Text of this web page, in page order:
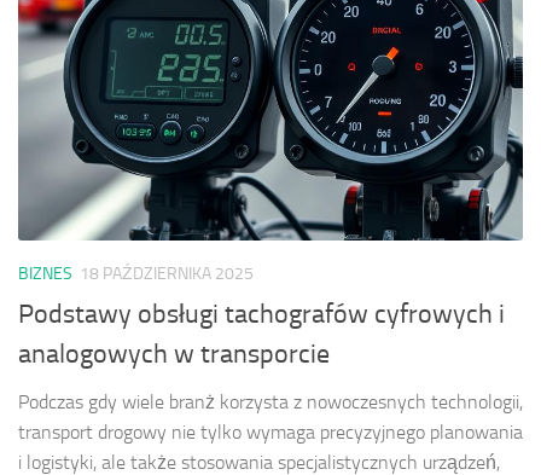
BIZNES 18 PAŹDZIERNIKA 2025
Podstawy obsługi tachografów cyfrowych i
analogowych w transporcie
Podczas gdy wiele branż korzysta z nowoczesnych technologii,
transport drogowy nie tylko wymaga precyzyjnego planowania
i logistyki, ale także stosowania specjalistycznych urządzeń,